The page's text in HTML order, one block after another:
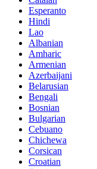
Esperanto
Hindi
Lao
Albanian
Amharic
Armenian
Azerbaijani
Belarusian
Bengali
Bosnian
Bulgarian
Cebuano
Chichewa
Corsican
Croatian